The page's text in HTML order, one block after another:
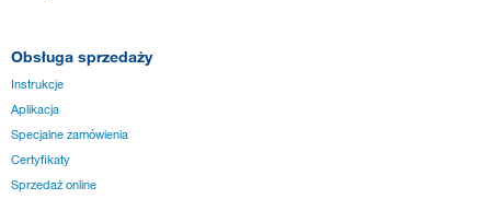
Obsługa sprzedaży
Instrukcje
Aplikacja
Specjalne zamówienia
Certyfikaty
Sprzedaż online